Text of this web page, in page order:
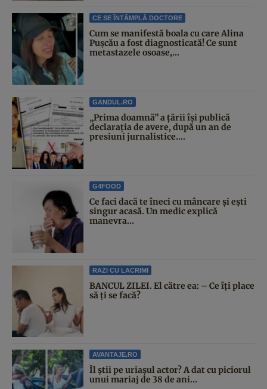
CE SE ÎNTÂMPLĂ DOCTORE
Cum se manifestă boala cu care Alina
Pușcău a fost diagnosticată! Ce sunt
metastazele osoase,...
GANDUL.RO
„Prima doamnă” a țării își publică
declarația de avere, după un an de
presiuni jurnalistice....
G4FOOD
Ce faci dacă te îneci cu mâncare și ești
singur acasă. Un medic explică
manevra...
RAZI CU LACRIMI
BANCUL ZILEI. El către ea: – Ce îți place
să ți se facă?
AVANTAJE.RO
Îl știi pe uriașul actor? A dat cu piciorul
unui mariaj de 38 de ani...